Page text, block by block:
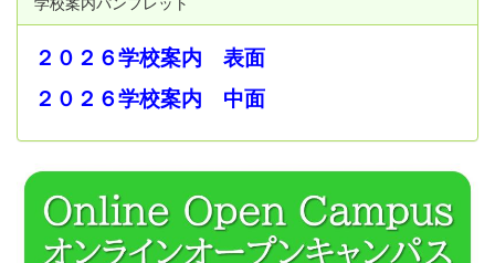
２０２６学校案内 表面
２０２６学校案内 中面